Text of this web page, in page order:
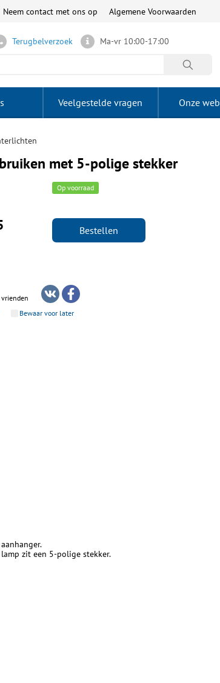
Neem contact met ons op Algemene Voorwaarden
Terugbelverzoek
Ma-vr 10:00-17:00
Veelgestelde vragen Onze
met 5-polige stekker
Op voorraad
Bestellen
Bewaar voor later
zit een 5-polige stekker.